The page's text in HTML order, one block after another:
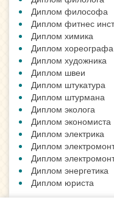
Диплом философа
Диплом фитнес
Диплом химика
Диплом хореографа
Диплом художника
Диплом швеи
Диплом штукатура
Диплом штурмана
Диплом эколога
Диплом экономиста
Диплом электрика
Диплом
Диплом
Диплом энергетика
Диплом юриста